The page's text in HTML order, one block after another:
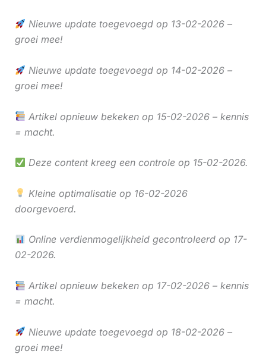
Nieuwe update toegevoegd op 13-02-2026 –
groei mee!
Nieuwe update toegevoegd op 14-02-2026 –
groei mee!
Artikel opnieuw bekeken op 15-02-2026 – kennis
= macht.
Deze content kreeg een controle op 15-02-2026.
Kleine optimalisatie op 16-02-2026
doorgevoerd.
Online verdienmogelijkheid gecontroleerd op 17-
02-2026.
Artikel opnieuw bekeken op 17-02-2026 – kennis
= macht.
Nieuwe update toegevoegd op 18-02-2026 –
groei mee!